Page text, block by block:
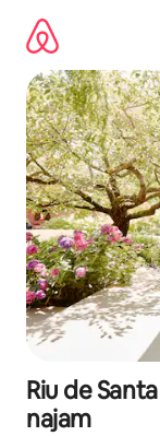
sadržaj
Riu de
najam